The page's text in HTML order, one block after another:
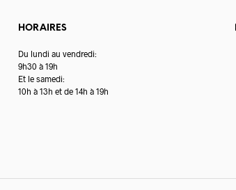
HORAIRES
Du lundi au vendredi:
9h30 à 19h
Et le samedi:
10h à 13h et de 14h à 19h